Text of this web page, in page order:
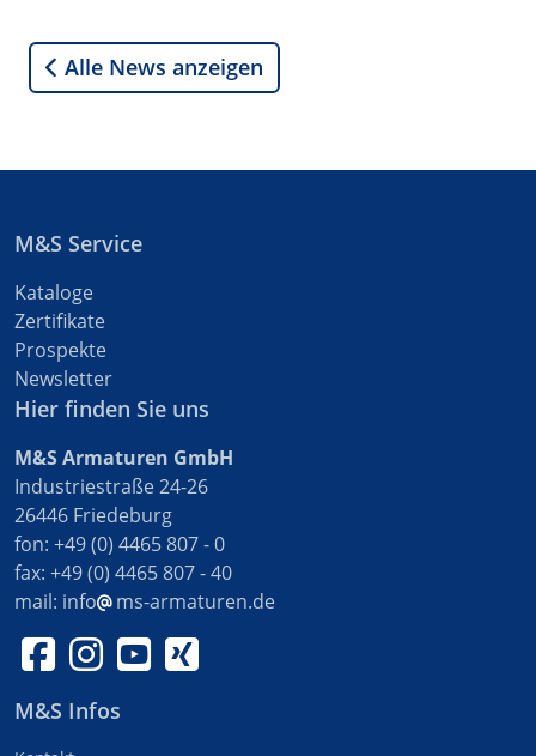
Alle News anzeigen
M&S Service
Kataloge
Zertifikate
Prospekte
Newsletter
Hier finden Sie uns
M&S Armaturen GmbH
Industriestraße 24-26
26446 Friedeburg
fon: +49 (0) 4465 807 - 0
fax: +49 (0) 4465 807 - 40
mail: info ms-armaturen.de
M&S Infos